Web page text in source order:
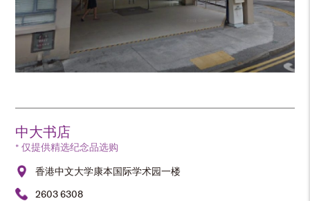
中大书店
* 仅提供精选纪念品选购
香港中文大学康本国际学术园一楼
2603 6308